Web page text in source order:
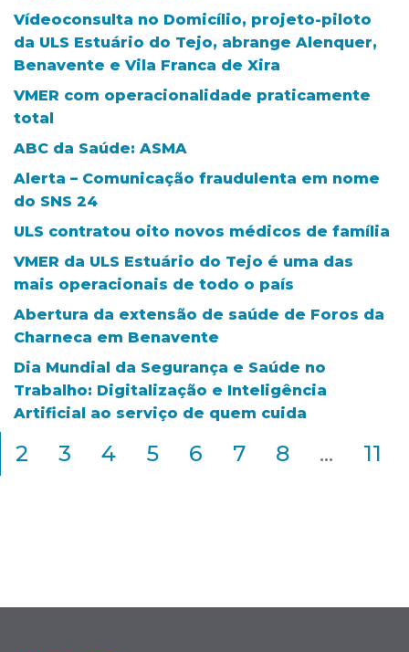
Vídeoconsulta no Domicílio, projeto-piloto
da ULS Estuário do Tejo, abrange Alenquer,
Benavente e Vila Franca de Xira
VMER com operacionalidade praticamente
total
ABC da Saúde: ASMA
Alerta – Comunicação fraudulenta em nome
do SNS 24
ULS contratou oito novos médicos de família
VMER da ULS Estuário do Tejo é uma das
mais operacionais de todo o país
Abertura da extensão de saúde de Foros da
Charneca em Benavente
Dia Mundial da Segurança e Saúde no
Trabalho: Digitalização e Inteligência
Artificial ao serviço de quem cuida
2 3 4 5 6 7 8 ... 11